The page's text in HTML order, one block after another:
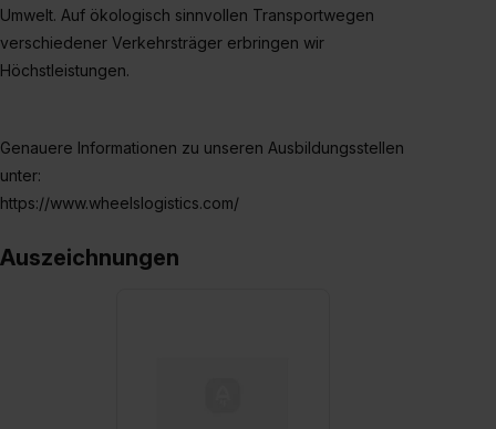
Umwelt. Auf ökologisch sinnvollen Transportwegen
verschiedener Verkehrsträger erbringen wir
Höchstleistungen.
Genauere Informationen zu unseren Ausbildungsstellen
unter:
https://www.wheelslogistics.com/
Auszeichnungen